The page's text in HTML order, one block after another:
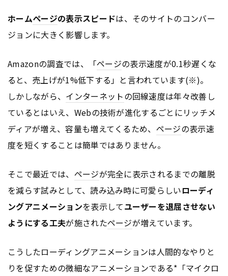
ホームページの表示スピードは、そのサイトのコンバー
ジョンに大きく影響します。
Amazonの調査では、「ページの表示速度が0.1秒遅くな
ると、売上げが1%低下する」と言われています(※)。
しかしながら、 インターネットの回線速度は年々改善し
ているとはいえ、Webの技術が進化するごとにリッチメ
ディアが増え、容量も増えてくるため、 ページの表示速
度を短くすることは簡単ではありません。
そこで最近では、 ページが完全に表示されるまでの離脱
を減らす試みとして、読み込み時に可愛らしいローディ
ングアニメーションを表示してユーザーを退屈させない
ようにする工夫が施されたページが増えています。
こうしたローディングアニメーションは人間的なやりと
りを促すための微細なアニメーションである*「マイクロ